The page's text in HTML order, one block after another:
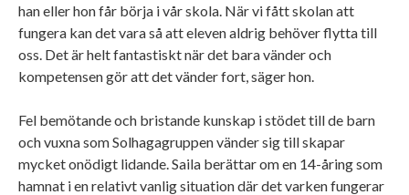
han eller hon får börja i vår skola. När vi fått skolan att
fungera kan det vara så att eleven aldrig behöver flytta till
oss. Det är helt fantastiskt när det bara vänder och
kompetensen gör att det vänder fort, säger hon.
Fel bemötande och bristande kunskap i stödet till de barn
och vuxna som Solhagagruppen vänder sig till skapar
mycket onödigt lidande. Saila berättar om en 14-åring som
hamnat i en relativt vanlig situation där det varken fungerar